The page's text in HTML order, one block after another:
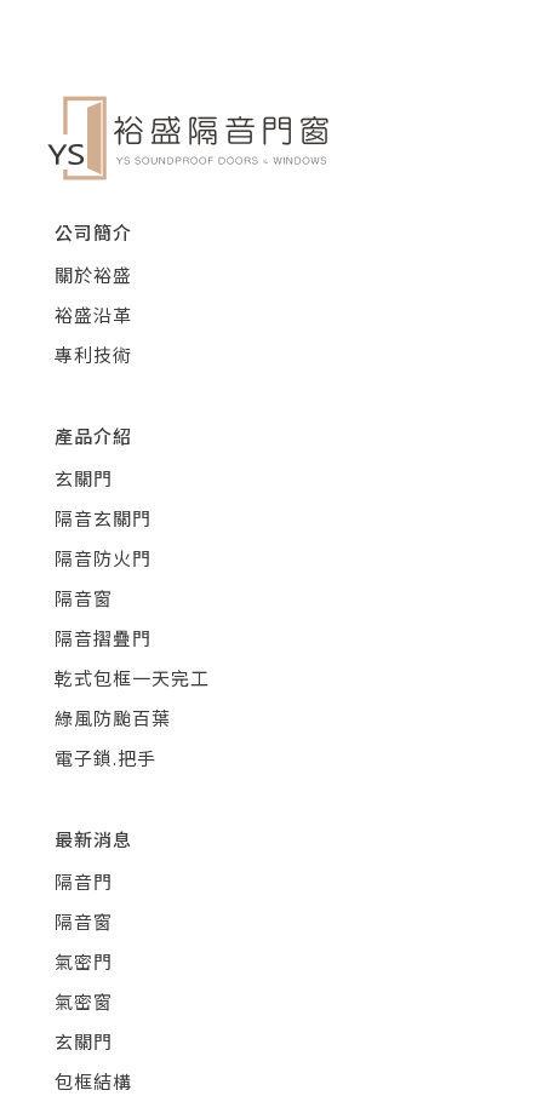
公司簡介
關於裕盛
裕盛沿革
專利技術
產品介紹
玄關門
隔音玄關門
隔音防火門
隔音窗
隔音摺疊門
乾式包框一天完工
綠風防颱百葉
電子鎖.把手
最新消息
隔音門
隔音窗
氣密門
氣密窗
玄關門
包框結構